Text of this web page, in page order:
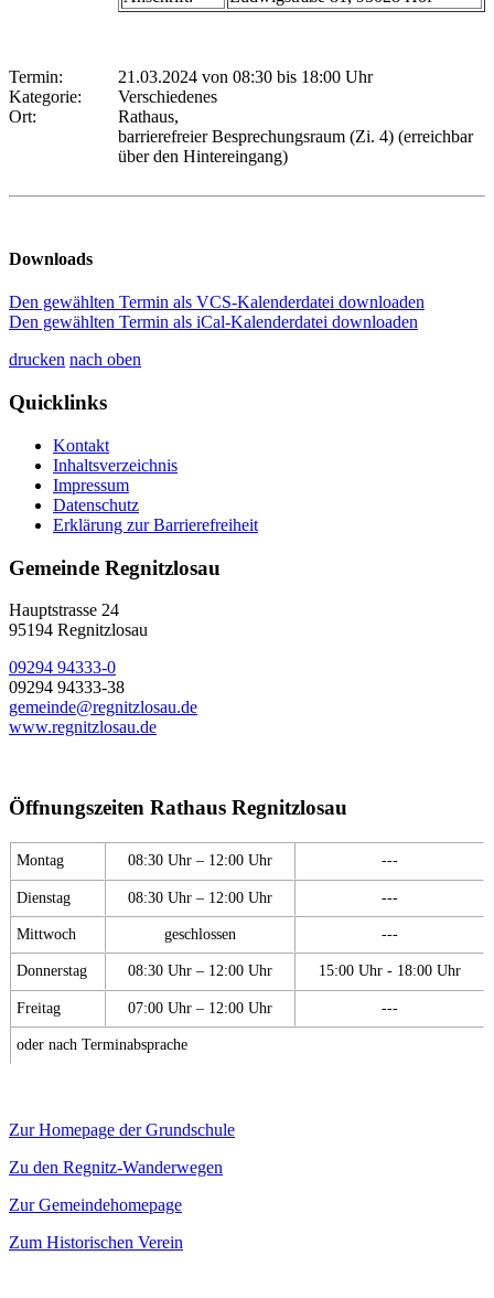
Termin: 21.03.2024 von 08:30 bis 18:00 Uhr
Kategorie:
Verschiedenes
Ort:
Rathaus,
barrierefreier Besprechungsraum (Zi. 4) (erreichbar
über den Hintereingang)
Downloads
Den gewählten Termin als VCS-Kalenderdatei downloaden
Den gewählten Termin als iCal-Kalenderdatei downloaden
drucken nach oben
Quicklinks
Kontakt
Inhaltsverzeichnis
Impressum
Datenschutz
Erklärung zur Barrierefreiheit
Gemeinde Regnitzlosau
Hauptstrasse 24
95194 Regnitzlosau
09294 94333-0
09294 94333-38
gemeinde@regnitzlosau.de
www.regnitzlosau.de
Öffnungszeiten Rathaus Regnitzlosau
Montag 08:30 Uhr – 12:00 Uhr ---
Dienstag 08:30 Uhr – 12:00 Uhr ---
Mittwoch geschlossen ---
Donnerstag 08:30 Uhr – 12:00 Uhr 15:00 Uhr - 18:00 Uhr
Freitag 07:00 Uhr – 12:00 Uhr ---
oder nach Terminabsprache
Zur Homepage der Grundschule
Zu den Regnitz-Wanderwegen
Zur Gemeindehomepage
Zum Historischen Verein